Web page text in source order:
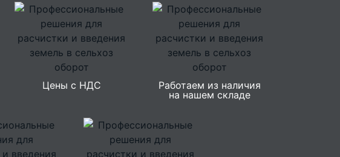
Цены с НДС
Работаем из наличия
на нашем складе